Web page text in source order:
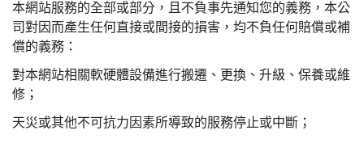
本網站服務的全部或部分，且不負事先通知您的義務，本公
司對因而產生任何直接或間接的損害，均不負任何賠償或補
償的義務：
對本網站相關軟硬體設備進行搬遷、更換、升級、保養或維
修；
天災或其他不可抗力因素所導致的服務停止或中斷；